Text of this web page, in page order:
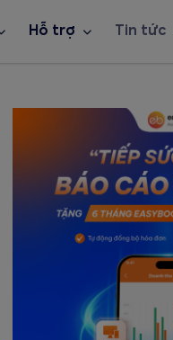
Hỗ trợ Tin tức